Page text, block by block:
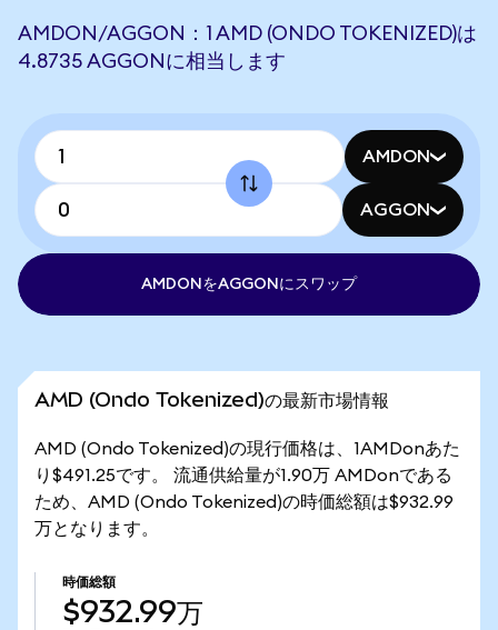
AMDON/AGGON：1 AMD (ONDO TOKENIZED)は
4.8735 AGGONに相当します
AMDON
AGGON
AMDONをAGGONにスワップ
AMD (Ondo Tokenized)の最新市場情報
AMD (Ondo Tokenized)の現行価格は、1AMDonあた
り$491.25です。 流通供給量が1.90万 AMDonである
ため、AMD (Ondo Tokenized)の時価総額は$932.99
万となります。
時価総額
$932.99万